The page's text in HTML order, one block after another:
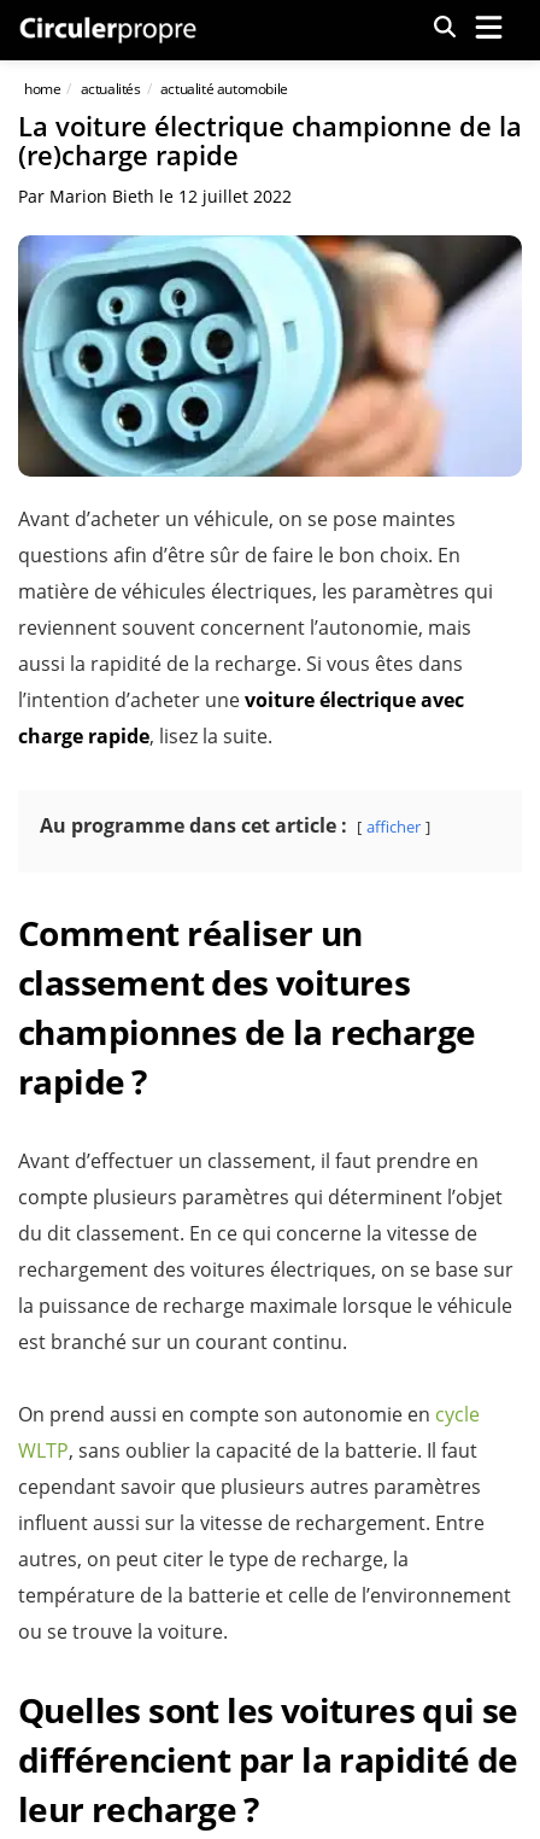
Menu
home actualités actualité automobile
La voiture électrique championne de la
(re)charge rapide
Par Marion Bieth le 12 juillet 2022
Avant d’acheter un véhicule, on se pose maintes
questions afin d’être sûr de faire le bon choix. En
matière de véhicules électriques, les paramètres qui
reviennent souvent concernent l’autonomie, mais
aussi la rapidité de la recharge. Si vous êtes dans
l’intention d’acheter unevoiture électrique avec
charge rapide, lisez la suite.
Au programme dans cet article : afficher
Comment réaliser un
classement des voitures
championnes de la recharge
rapide ?
Avant d’effectuer un classement, il faut prendre en
compte plusieurs paramètres qui déterminent l’objet
du dit classement. En ce qui concerne la vitesse de
rechargement des voitures électriques, on se base sur
la puissance de recharge maximale lorsque le véhicule
est branché sur un courant continu.
On prend aussi en compte son autonomie en cycle
WLTP, sans oublier la capacité de la batterie. Il faut
cependant savoir que plusieurs autres paramètres
influent aussi sur la vitesse de rechargement. Entre
autres, on peut citer le type de recharge, la
température de la batterie et celle de l’environnement
ou se trouve la voiture.
Quelles sont les voitures qui se
différencient par la rapidité de
leur recharge ?